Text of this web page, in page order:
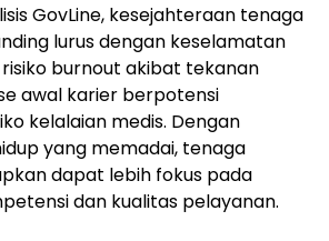
GovLine, kesejahteraan tenaga
lurus dengan keselamatan
risiko burnout akibat tekanan
awal karier berpotensi
kelalaian medis. Dengan
yang memadai, tenaga
dapat lebih fokus pada
dan kualitas pelayanan.